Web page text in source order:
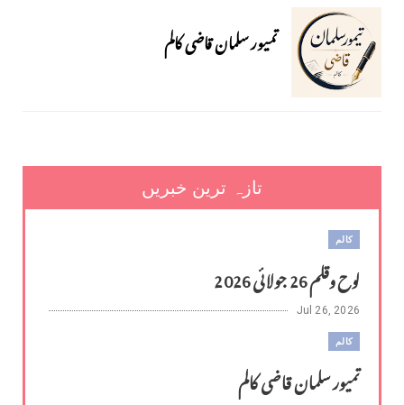
تمیور سلمان قاضی کالم
تازہ ترین خبریں
کالم
لوح وقلم 26 جولائی 2026
Jul 26, 2026
کالم
تمیور سلمان قاضی کالم